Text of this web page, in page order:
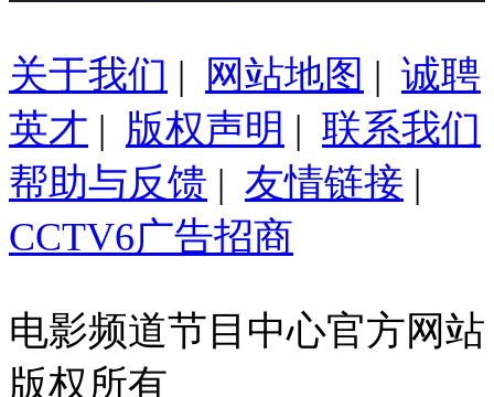
关于我们 | 网站地图 | 诚聘
英才 | 版权声明 | 联系我们
帮助与反馈 | 友情链接 |
CCTV6广告招商
电影频道节目中心官方网站
版权所有